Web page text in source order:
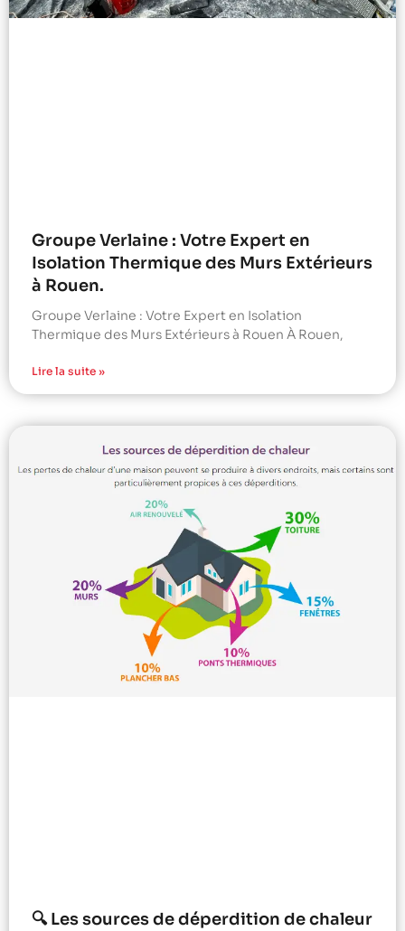
Groupe Verlaine : Votre Expert en
Isolation Thermique des Murs Extérieurs
à Rouen.
Groupe Verlaine : Votre Expert en Isolation
Thermique des Murs Extérieurs à Rouen À Rouen,
Lire la suite »
🔍 Les sources de déperdition de chaleur